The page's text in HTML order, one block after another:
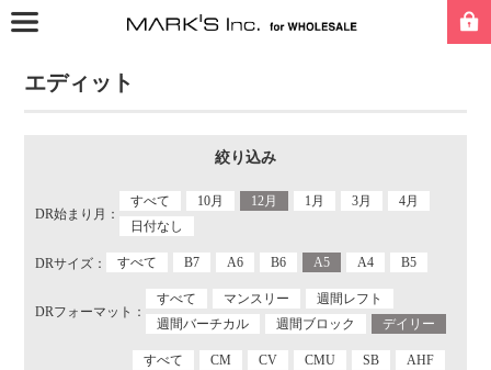
エディット
絞り込み
DR始まり月：
すべて 10月 12月 1月 3月
4月
日付なし
DRサイズ： すべて B7 A6 B6 A5 A4 B5
DRフォーマット：
すべて マンスリー
週間レフト
週間バーチカル
週間ブロック デイリー
すべて CM CV CMU SB
AHF